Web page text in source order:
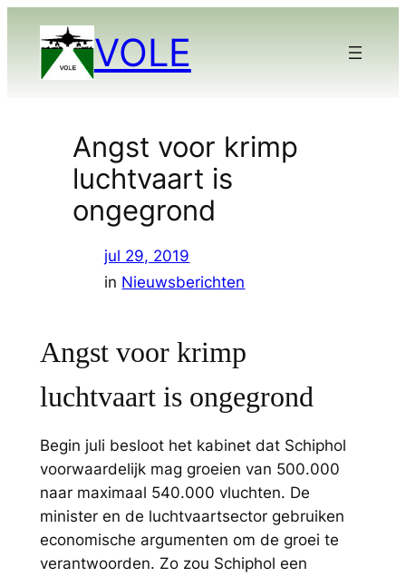
VOLE
Angst voor krimp
luchtvaart is
ongegrond
jul 29, 2019
in Nieuwsberichten
Angst voor krimp
luchtvaart is ongegrond
Begin juli besloot het kabinet dat Schiphol
voorwaardelijk mag groeien van 500.000
naar maximaal 540.000 vluchten. De
minister en de luchtvaartsector gebruiken
economische argumenten om de groei te
verantwoorden. Zo zou Schiphol een